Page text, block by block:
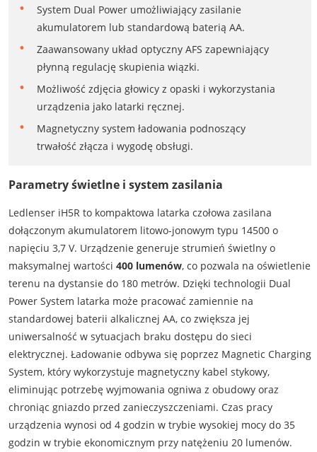
System Dual Power umożliwiający zasilanie
akumulatorem lub standardową baterią AA.
Zaawansowany układ optyczny AFS zapewniający
płynną regulację skupienia wiązki.
Możliwość zdjęcia głowicy z opaski i wykorzystania
urządzenia jako latarki ręcznej.
Magnetyczny system ładowania podnoszący
trwałość złącza i wygodę obsługi.
Parametry świetlne i system zasilania
Ledlenser iH5R to kompaktowa latarka czołowa zasilana
dołączonym akumulatorem litowo-jonowym typu 14500 o
napięciu 3,7 V. Urządzenie generuje strumień świetlny o
maksymalnej wartości 400 lumenów, co pozwala na oświetlenie
terenu na dystansie do 180 metrów. Dzięki technologii Dual
Power System latarka może pracować zamiennie na
standardowej baterii alkalicznej AA, co zwiększa jej
uniwersalność w sytuacjach braku dostępu do sieci
elektrycznej. Ładowanie odbywa się poprzez Magnetic Charging
System, który wykorzystuje magnetyczny kabel stykowy,
eliminując potrzebę wyjmowania ogniwa z obudowy oraz
chroniąc gniazdo przed zanieczyszczeniami. Czas pracy
urządzenia wynosi od 4 godzin w trybie wysokiej mocy do 35
godzin w trybie ekonomicznym przy natężeniu 20 lumenów.